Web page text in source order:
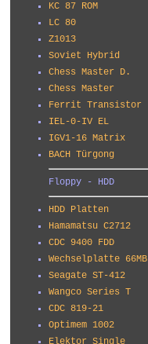
KC 87 ROM
LC 80
Z1013
Soviet Hybrid
Chess Master D.
Chess Master
Ferrit Transistor
IEL-0-IV EL
IGV1-16 Matrix
BACH Türgong
Floppy - HDD
HDD Platten
Hamamatsu C2712
CDC 9400 FDD
Wechselplatte 66MB
Seagate ST-412
Wangco Series T
CDC 819-21
Optimem 1002